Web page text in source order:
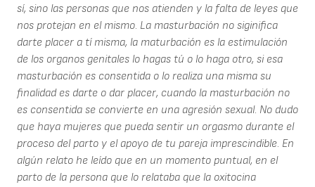
sí, sino las personas que nos atienden y la falta de leyes que
nos protejan en el mismo. La masturbación no siginifica
darte placer a tí misma, la maturbación es la estimulación
de los organos genitales lo hagas tú o lo haga otro, si esa
masturbación es consentida o lo realiza una misma su
finalidad es darte o dar placer, cuando la masturbación no
es consentida se convierte en una agresión sexual. No dudo
que haya mujeres que pueda sentir un orgasmo durante el
proceso del parto y el apoyo de tu pareja imprescindible. En
algún relato he leído que en un momento puntual, en el
parto de la persona que lo relataba que la oxitocina